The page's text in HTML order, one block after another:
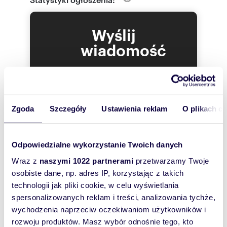
Zgoda Szczegóły Ustawienia reklam O plikach
Odpowiedzialne wykorzystanie Twoich danych
Wraz z naszymi 1022 partnerami przetwarzamy Twoje
osobiste dane, np. adres IP, korzystając z takich
technologii jak pliki cookie, w celu wyświetlania
spersonalizowanych reklam i treści, analizowania tychże,
wychodzenia naprzeciw oczekiwaniom użytkowników i
rozwoju produktów. Masz wybór odnośnie tego, kto
Blok położony w bardzo dobrej lokalizacji z
dostępem do pełnej infrastruktury. Nieopodal
Spółdzielcze własnościowe prawo z księgą
Zapraszamy do prezentacji i zakupu.
Wyślij
wiadomość
To najlepszy
właściciel
oferty
szybko się z
skontaktował!